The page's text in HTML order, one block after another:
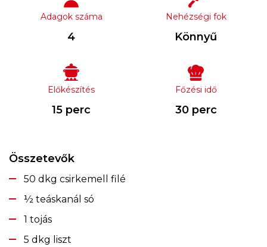
Adagok száma
4
Nehézségi fok
Könnyű
Előkészítés
15 perc
Főzési idő
30 perc
Összetevők
50 dkg csirkemell filé
½ teáskanál só
1 tojás
5 dkg liszt